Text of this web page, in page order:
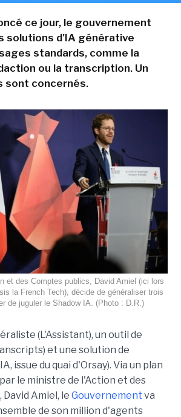
ce jour, le gouvernement
solutions d'IA générative
standards, comme la
ou la transcription. Un
sont concernés.
et des Comptes publics, David Amiel (ici lors
la French Tech), décide de généraliser trois
de juguler le Shadow IA. (Photo : D.R.)
(L'Assistant), un outil de
et une solution de
issue du quai d'Orsay). Via un plan
le ministre de l'Action et des
Amiel, le Gouvernement va
de son million d'agents